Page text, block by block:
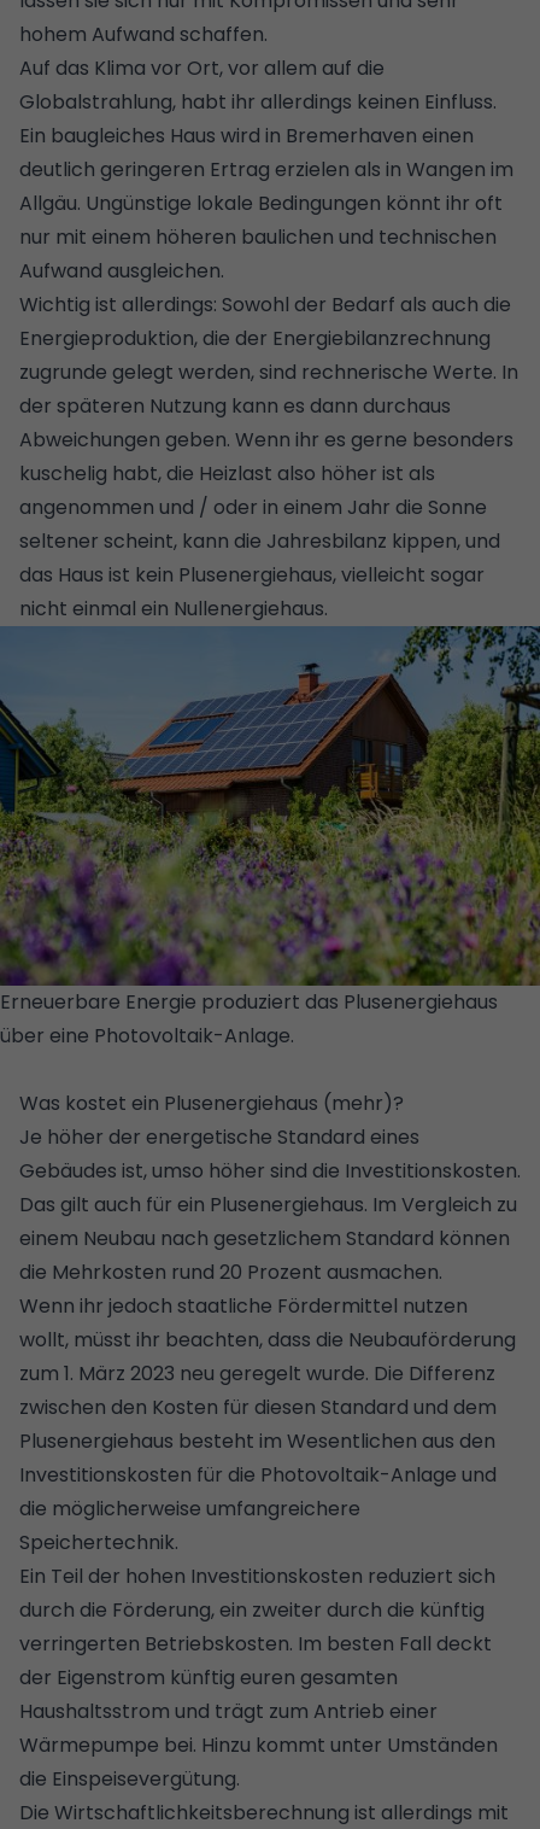
hohem Aufwand schaffen.
Auf das Klima vor Ort, vor allem auf die
Globalstrahlung, habt ihr allerdings keinen Einfluss.
Ein baugleiches Haus wird in Bremerhaven einen
deutlich geringeren Ertrag erzielen als in Wangen im
Allgäu. Ungünstige lokale Bedingungen könnt ihr oft
nur mit einem höheren baulichen und technischen
Aufwand ausgleichen.
Wichtig ist allerdings: Sowohl der Bedarf als auch die
Energieproduktion, die der Energiebilanzrechnung
zugrunde gelegt werden, sind rechnerische Werte. In
der späteren Nutzung kann es dann durchaus
Abweichungen geben. Wenn ihr es gerne besonders
kuschelig habt, die Heizlast also höher ist als
angenommen und / oder in einem Jahr die Sonne
seltener scheint, kann die Jahresbilanz kippen, und
das Haus ist kein Plusenergiehaus, vielleicht sogar
nicht einmal ein Nullenergiehaus.
Erneuerbare Energie produziert das Plusenergiehaus
über eine Photovoltaik-Anlage.
Was kostet ein Plusenergiehaus (mehr)?
Je höher der energetische Standard eines
Gebäudes ist, umso höher sind die Investitionskosten.
Das gilt auch für ein Plusenergiehaus. Im Vergleich zu
einem Neubau nach gesetzlichem Standard können
die Mehrkosten rund 20 Prozent ausmachen.
Wenn ihr jedoch staatliche Fördermittel nutzen
wollt, müsst ihr beachten, dass die Neubauförderung
zum 1. März 2023 neu geregelt wurde. Die Differenz
zwischen den Kosten für diesen Standard und dem
Plusenergiehaus besteht im Wesentlichen aus den
Investitionskosten für die Photovoltaik-Anlage und
die möglicherweise umfangreichere
Speichertechnik.
Ein Teil der hohen Investitionskosten reduziert sich
durch die Förderung, ein zweiter durch die künftig
verringerten Betriebskosten. Im besten Fall deckt
der Eigenstrom künftig euren gesamten
Haushaltsstrom und trägt zum Antrieb einer
Wärmepumpe bei. Hinzu kommt unter Umständen
die Einspeisevergütung.
Die Wirtschaftlichkeitsberechnung ist allerdings mit